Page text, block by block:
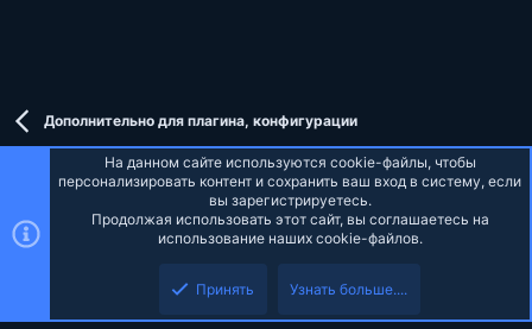
Дополнительно для плагина, конфигурации
Russian (RU)
R
S
Верх
На данном сайте используются cookie-файлы, чтобы
персонализировать контент и сохранить ваш вход в систему, если
вы зарегистрируетесь.
Продолжая использовать этот сайт, вы соглашаетесь на
использование наших cookie-файлов.
Принять Узнать больше....